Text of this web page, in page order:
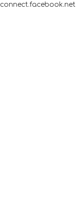
connect.facebook.net